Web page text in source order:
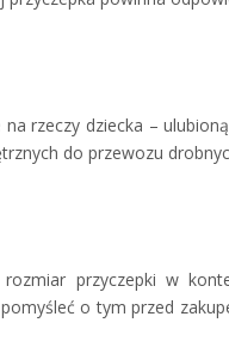
rzeczy dziecka –
do przewozu
przyczepki w
o tym przed